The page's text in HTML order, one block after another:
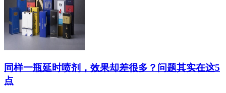
同样一瓶延时喷剂，效果却差很多？问题其实在这5
点